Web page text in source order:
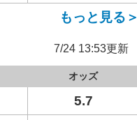
もっと見る＞
7/24 13:53更新
オッズ
5.7